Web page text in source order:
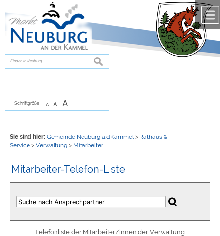
zur Navigationoder
springen.
suchen
Schriftgröße A A A
Sie sind hier: Gemeinde Neuburg a.d.Kammel > Rathaus &
Service> Verwaltung> Mitarbeiter
Mitarbeiter-Telefon-Liste
Telefonliste der Mitarbeiter/innen der Verwaltung